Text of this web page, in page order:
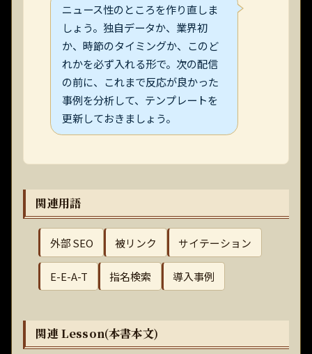
ニュース性のところを作り直しま
しょう。独自データか、業界初
か、時節のタイミングか、このど
れかを必ず入れる形で。次の配信
の前に、これまで反応が良かった
事例を分析して、テンプレートを
更新しておきましょう。
関連用語
外部 SEO 被リンク サイテーション
E-E-A-T 指名検索 導入事例
関連 Lesson(本書本文)